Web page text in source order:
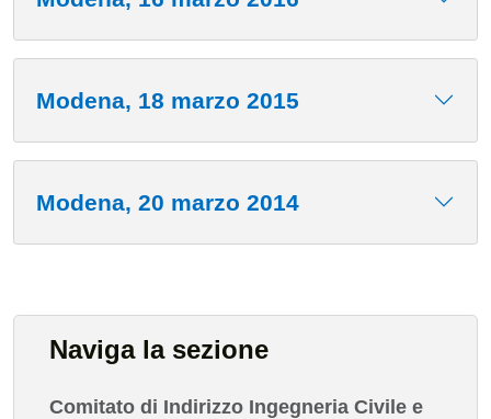
Modena, 18 marzo 2015
Modena, 20 marzo 2014
Naviga la sezione
Comitato di Indirizzo Ingegneria Civile e